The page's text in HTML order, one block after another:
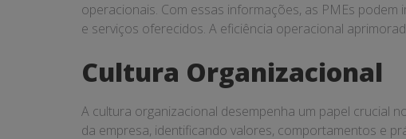
operacionais. Com essas informações, as PMEs
e serviços oferecidos. A eficiência operacional
Cultura Organizacional
A cultura organizacional desempenha um papel crucial
da empresa, identificando valores, comportamentos e